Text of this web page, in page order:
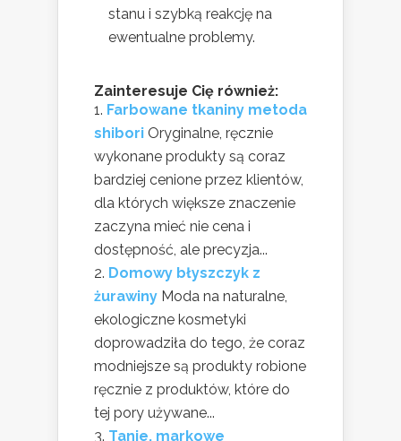
stanu i szybką reakcję na
ewentualne problemy.
Zainteresuje Cię również:
Farbowane tkaniny metoda
shibori Oryginalne, ręcznie
wykonane produkty są coraz
bardziej cenione przez klientów,
dla których większe znaczenie
zaczyna mieć nie cena i
dostępność, ale precyzja...
Domowy błyszczyk z
żurawiny Moda na naturalne,
ekologiczne kosmetyki
doprowadziła do tego, że coraz
modniejsze są produkty robione
ręcznie z produktów, które do
tej pory używane...
Tanie, markowe